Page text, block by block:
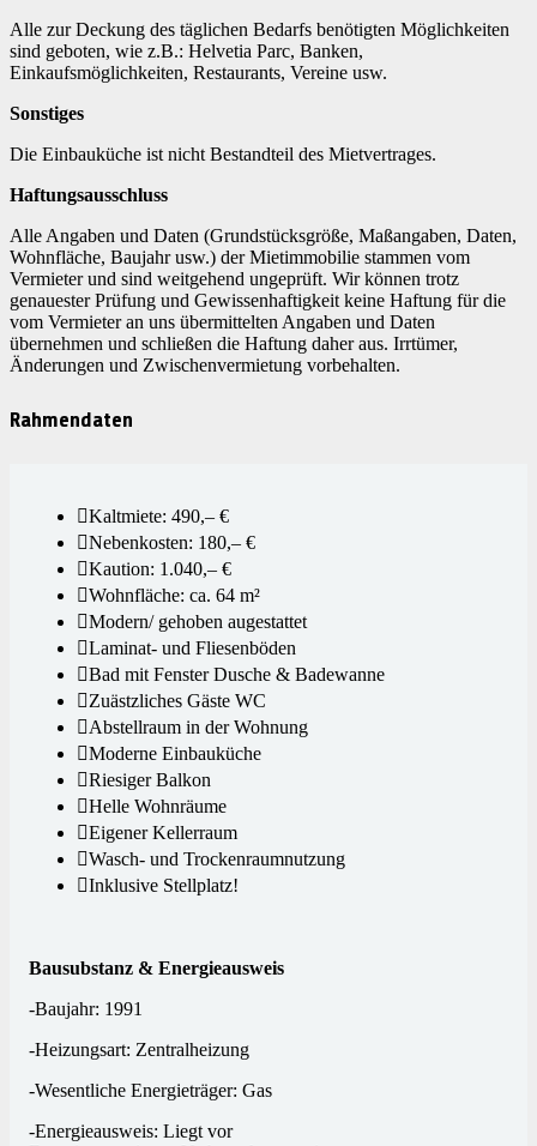
Alle zur Deckung des täglichen Bedarfs benötigten Möglichkeiten
sind geboten, wie z.B.: Helvetia Parc, Banken,
Einkaufsmöglichkeiten, Restaurants, Vereine usw.
Sonstiges
Die Einbauküche ist nicht Bestandteil des Mietvertrages.
Haftungsausschluss
Alle Angaben und Daten (Grundstücksgröße, Maßangaben, Daten,
Wohnfläche, Baujahr usw.) der Mietimmobilie stammen vom
Vermieter und sind weitgehend ungeprüft. Wir können trotz
genauester Prüfung und Gewissenhaftigkeit keine Haftung für die
vom Vermieter an uns übermittelten Angaben und Daten
übernehmen und schließen die Haftung daher aus. Irrtümer,
Änderungen und Zwischenvermietung vorbehalten.
Rahmendaten
Kaltmiete: 490,– €
Nebenkosten: 180,– €
Kaution: 1.040,– €
Wohnfläche: ca. 64 m²
Modern/ gehoben augestattet
Laminat- und Fliesenböden
Bad mit Fenster Dusche & Badewanne
Zuästzliches Gäste WC
Abstellraum in der Wohnung
Moderne Einbauküche
Riesiger Balkon
Helle Wohnräume
Eigener Kellerraum
Wasch- und Trockenraumnutzung
Inklusive Stellplatz!
Bausubstanz & Energieausweis
-Baujahr: 1991
-Heizungsart: Zentralheizung
-Wesentliche Energieträger: Gas
-Energieausweis: Liegt vor